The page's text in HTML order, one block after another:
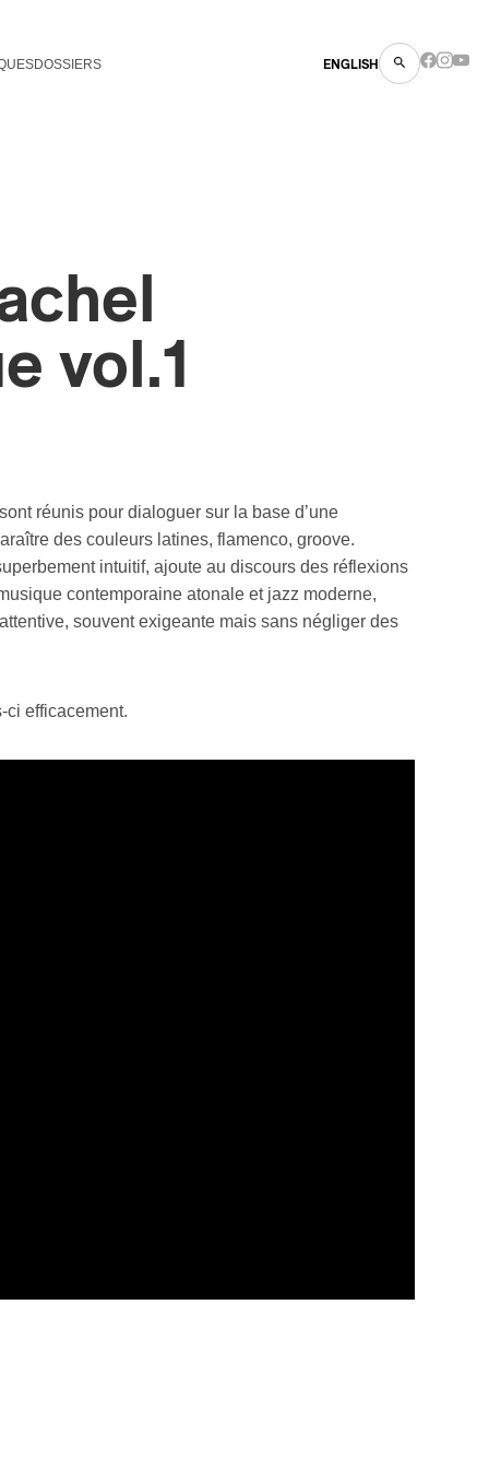
DOSSIERS ENGLISH
vol.1
réunis pour dialoguer sur la base d’une
des couleurs latines, flamenco, groove.
intuitif, ajoute au discours des réflexions
contemporaine atonale et jazz moderne,
souvent exigeante mais sans négliger des
ci efficacement.